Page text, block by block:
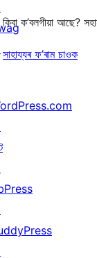
কিবা ক’বলগীয়া আছে?
সাহায্যৰ ফ’ৰাম চাওক